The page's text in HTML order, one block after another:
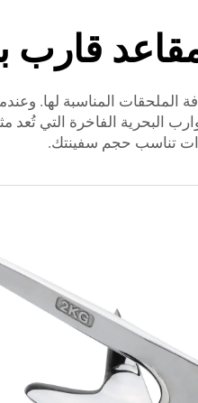
قارب
الملحقات المناسبة لها.
البحرية الفاخرة التي
تناسب حجم سفينتك.